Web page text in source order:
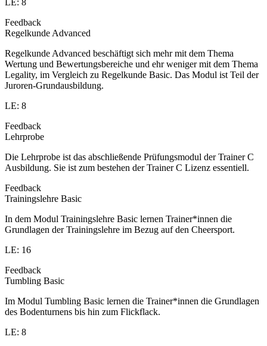
LE: 8
Feedback
Regelkunde Advanced
Regelkunde Advanced beschäftigt sich mehr mit dem Thema
Wertung und Bewertungsbereiche und ehr weniger mit dem Thema
Legality, im Vergleich zu Regelkunde Basic. Das Modul ist Teil der
Juroren-Grundausbildung.
LE: 8
Feedback
Lehrprobe
Die Lehrprobe ist das abschließende Prüfungsmodul der Trainer C
Ausbildung. Sie ist zum bestehen der Trainer C Lizenz essentiell.
Feedback
Trainingslehre Basic
In dem Modul Trainingslehre Basic lernen Trainer*innen die
Grundlagen der Trainingslehre im Bezug auf den Cheersport.
LE: 16
Feedback
Tumbling Basic
Im Modul Tumbling Basic lernen die Trainer*innen die Grundlagen
des Bodenturnens bis hin zum Flickflack.
LE: 8